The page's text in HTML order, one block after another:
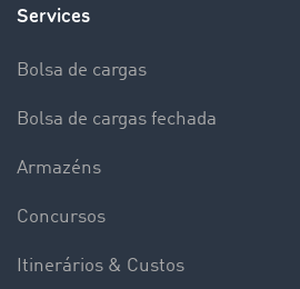
Services
Bolsa de cargas
Bolsa de cargas fechada
Armazéns
Concursos
Itinerários & Custos